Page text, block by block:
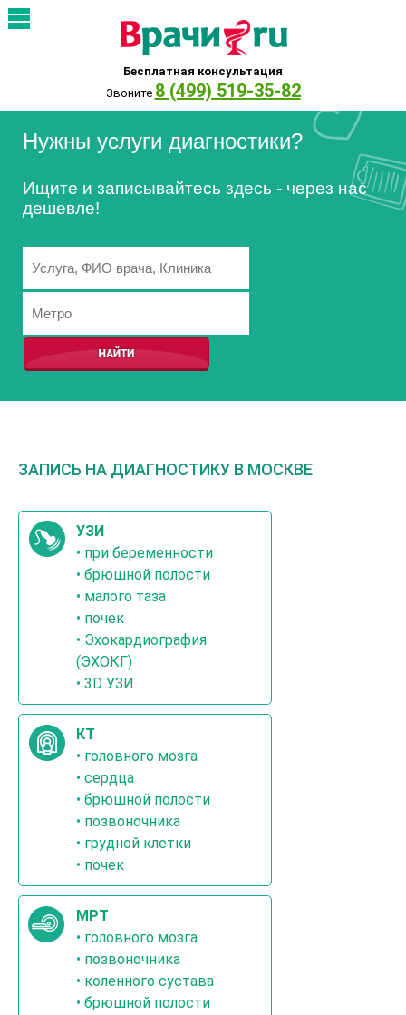
Бесплатная консультация
Звоните 8 (499) 519-35-82
Нужны услуги диагностики?
Ищите и записывайтесь здесь - через нас
дешевле!
ЗАПИСЬ НА ДИАГНОСТИКУ В МОСКВЕ
УЗИ
• при беременности
• брюшной полости
• малого таза
• почек
• Эхокардиография
(ЭХОКГ)
• 3D УЗИ
КТ
• головного мозга
• сердца
• брюшной полости
• позвоночника
• грудной клетки
• почек
МРТ
• головного мозга
• позвоночника
• коленного сустава
• брюшной полости